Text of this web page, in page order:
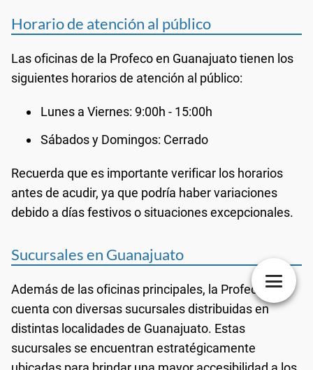
Horario de atención al público
Las oficinas de la Profeco en Guanajuato tienen los
siguientes horarios de atención al público:
Lunes a Viernes: 9:00h - 15:00h
Sábados y Domingos: Cerrado
Recuerda que es importante verificar los horarios
antes de acudir, ya que podría haber variaciones
debido a días festivos o situaciones excepcionales.
Sucursales en Guanajuato
Además de las oficinas principales, la Profeco
cuenta con diversas sucursales distribuidas en
distintas localidades de Guanajuato. Estas
sucursales se encuentran estratégicamente